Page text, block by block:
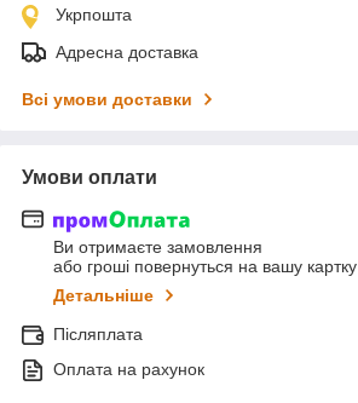
Укрпошта
Адресна доставка
Всі умови доставки
Умови оплати
Ви отримаєте замовлення
або гроші повернуться на вашу картку
Детальніше
Післяплата
Оплата на рахунок